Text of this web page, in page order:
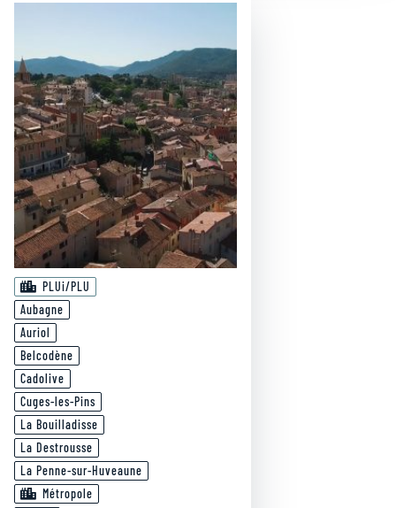
PLUi/PLU
Aubagne
Auriol
Belcodène
Cadolive
Cuges-les-Pins
La Bouilladisse
La Destrousse
La Penne-sur-Huveaune
Métropole